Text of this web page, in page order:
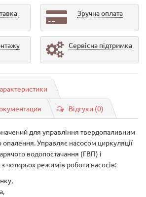
Зручна оплата
Сервісна підтримка
Відгуки (0)
для управління твердопаливним
опалення. Управляє насосом циркуляції
водопостачання (ГВП) і
чотирьох режимів роботи насосів: